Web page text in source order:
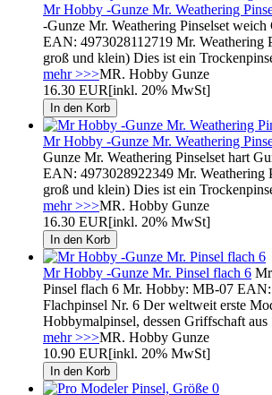
Mr Hobby -Gunze Mr. Weathering
-Gunze Mr. Weathering Pinselset weich
EAN: 4973028112719 Mr. Weathering
groß und klein) Dies ist ein
mehr >>>MR. Hobby Gunze
16.30 EUR[inkl. 20% MwSt]
Mr Hobby -Gunze Mr. Weathering
Gunze Mr. Weathering Pinselset hart
EAN: 4973028922349 Mr. Weathering
groß und klein) Dies ist ein
mehr >>>MR. Hobby Gunze
16.30 EUR[inkl. 20% MwSt]
Mr Hobby -Gunze Mr. Pinsel flach 6
Pinsel flach 6 Mr. Hobby: MB-07 EAN:
Flachpinsel Nr. 6 Der weltweit erste
Hobbymalpinsel, dessen Griffschaft
mehr >>>MR. Hobby Gunze
10.90 EUR[inkl. 20% MwSt]